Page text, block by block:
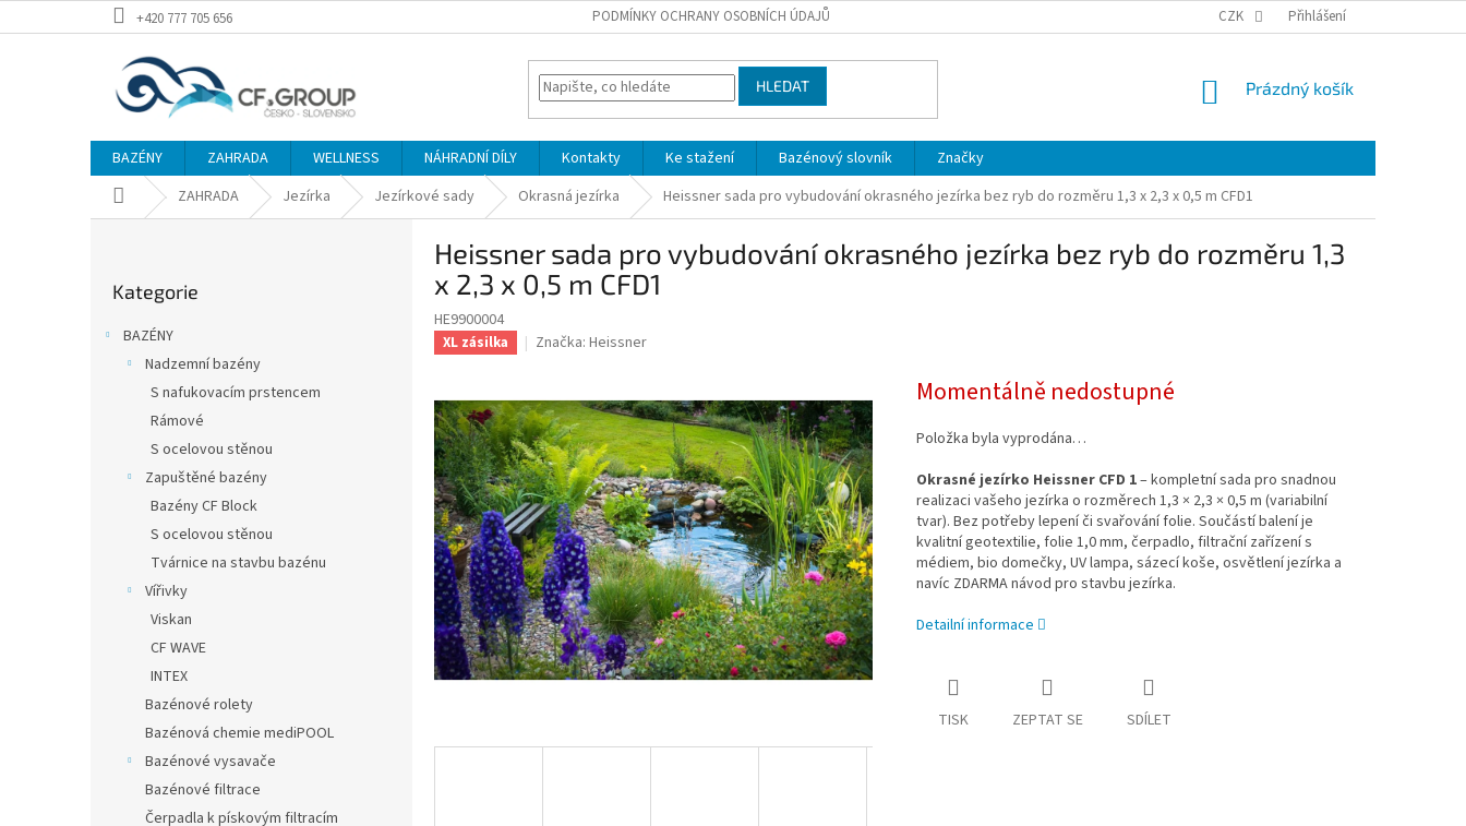
na
+420 777 705 656 PODMÍNKY OCHRANY OSOBNÍCH ÚDAJŮ CZK Přihlášení
HLEDAT
NÁKUPNÍ
Prázdný košík
BAZÉNY ZAHRADA WELLNESS NÁHRADNÍ DÍLY Kontakty Ke stažení Bazénový slovník
Značky
Domů ZAHRADA Jezírka Jezírkové sady Okrasná jezírka Heissner sada pro vybudování okrasného jezírka bez ryb do rozměru 1,3 x 2,3 x 0,5 m CFD1
kategorie
Kategorie
BAZÉNY
Nadzemní bazény
S nafukovacím prstencem
Rámové
S ocelovou stěnou
Zapuštěné bazény
Bazény CF Block
S ocelovou stěnou
Tvárnice na stavbu bazénu
Vířivky
Viskan
CF WAVE
INTEX
Bazénové rolety
Bazénová chemie mediPOOL
Bazénové vysavače
Bazénové filtrace
Čerpadla k pískovým filtracím
Heissner sada pro vybudování okrasného jezírka bez ryb do rozměru 1,3
x 2,3 x 0,5 m CFD1
HE9900004
XL zásilka Značka: Heissner
Momentálně nedostupné
Položka byla vyprodána…
Okrasné jezírko Heissner CFD 1–kompletní sada pro snadnou
realizaci vašeho jezírka o rozměrech 1,3 × 2,3 × 0,5 m (variabilní
tvar). Bez potřeby lepení či svařování folie. Součástí balení je
kvalitní geotextilie, folie 1,0 mm, čerpadlo, filtrační zařízení s
médiem, bio domečky, UV lampa, sázecí koše, osvětlení jezírka a
navíc ZDARMA návod pro stavbu jezírka.
Detailní informace
TISK ZEPTAT SE SDÍLET